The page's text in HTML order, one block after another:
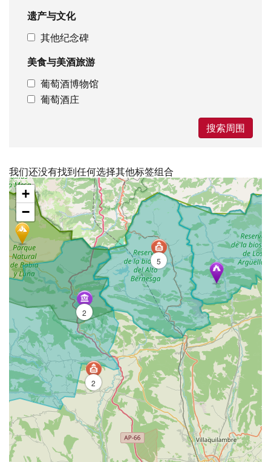
遗产与文化
其他纪念碑
美食与美酒旅游
葡萄酒博物馆
葡萄酒庄
搜索周围
我们还没有找到任何选择其他标签组合
跳
过
地
图
5
2
2
+
−